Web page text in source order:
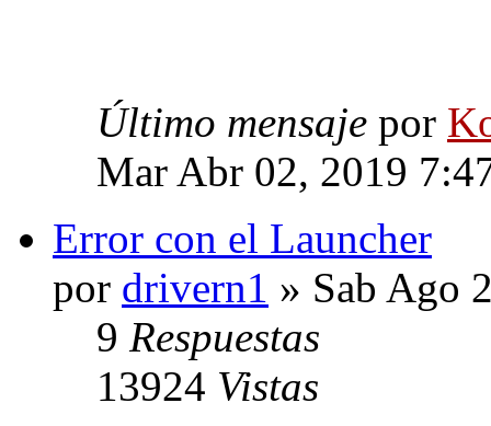
Último mensaje por
Mar Abr 02, 2019
Error con el Launcher
por drivern1 » Sab Ago
9 Respuestas
13924 Vistas